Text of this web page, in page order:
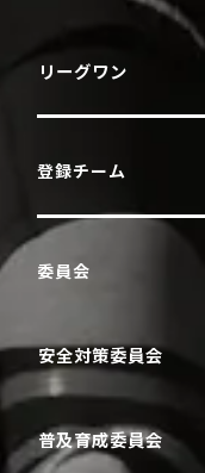
リーグワン
登録チーム
委員会
安全対策委員会
普及育成委員会